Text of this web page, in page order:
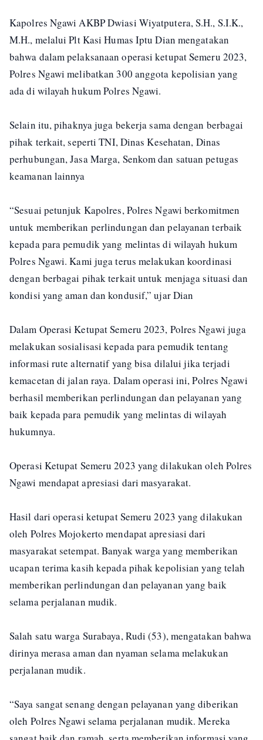
Kapolres Ngawi AKBP Dwiasi Wiyatputera, S.H., S.I.K.,
M.H., melalui Plt Kasi Humas Iptu Dian mengatakan
bahwa dalam pelaksanaan operasi ketupat Semeru 2023,
Polres Ngawi melibatkan 300 anggota kepolisian yang
ada di wilayah hukum Polres Ngawi.
Selain itu, pihaknya juga bekerja sama dengan berbagai
pihak terkait, seperti TNI, Dinas Kesehatan, Dinas
perhubungan, Jasa Marga, Senkom dan satuan petugas
keamanan lainnya
“Sesuai petunjuk Kapolres, Polres Ngawi berkomitmen
untuk memberikan perlindungan dan pelayanan terbaik
kepada para pemudik yang melintas di wilayah hukum
Polres Ngawi. Kami juga terus melakukan koordinasi
dengan berbagai pihak terkait untuk menjaga situasi dan
kondisi yang aman dan kondusif,” ujar Dian
Dalam Operasi Ketupat Semeru 2023, Polres Ngawi juga
melakukan sosialisasi kepada para pemudik tentang
informasi rute alternatif yang bisa dilalui jika terjadi
kemacetan di jalan raya. Dalam operasi ini, Polres Ngawi
berhasil memberikan perlindungan dan pelayanan yang
baik kepada para pemudik yang melintas di wilayah
hukumnya.
Operasi Ketupat Semeru 2023 yang dilakukan oleh Polres
Ngawi mendapat apresiasi dari masyarakat.
Hasil dari operasi ketupat Semeru 2023 yang dilakukan
oleh Polres Mojokerto mendapat apresiasi dari
masyarakat setempat. Banyak warga yang memberikan
ucapan terima kasih kepada pihak kepolisian yang telah
memberikan perlindungan dan pelayanan yang baik
selama perjalanan mudik.
Salah satu warga Surabaya, Rudi (53), mengatakan bahwa
dirinya merasa aman dan nyaman selama melakukan
perjalanan mudik.
“Saya sangat senang dengan pelayanan yang diberikan
oleh Polres Ngawi selama perjalanan mudik. Mereka